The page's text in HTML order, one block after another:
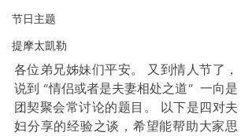
节日主题
提摩太凱勒
各位弟兄姊妹们平安。 又到情人节了，
说到 “情侣或者是夫妻相处之道”  一向是
团契聚会常讨论的题目。 以下是四对夫
妇分享的经验之谈，希望能帮助大家思